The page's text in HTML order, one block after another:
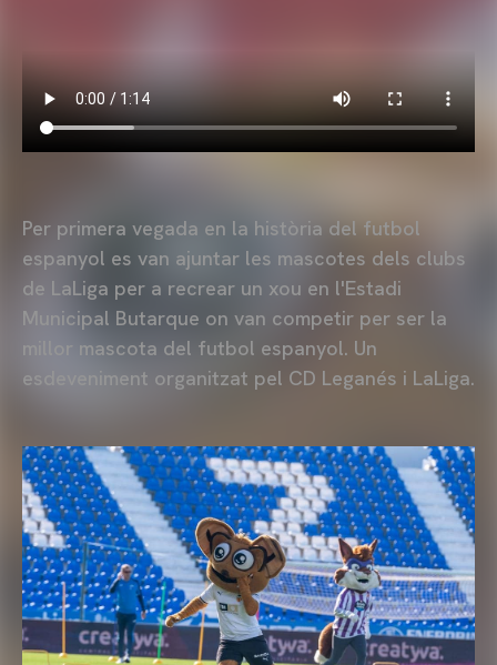
Per primera vegada en la història del futbol
espanyol es van ajuntar les mascotes dels clubs
de LaLiga per a recrear un xou en l'Estadi
Municipal Butarque on van competir per ser la
millor mascota del futbol espanyol. Un
esdeveniment organitzat pel CD Leganés i LaLiga.